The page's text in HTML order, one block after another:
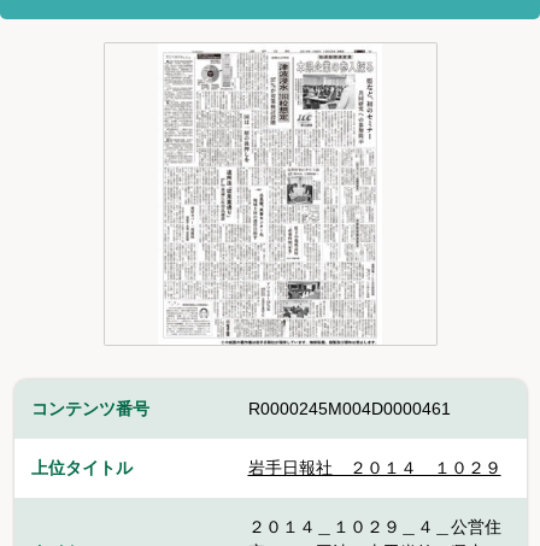
ピックアップコンテンツ
Foreign Laguage
コンテンツ番号 R0000245M004D0000461
上位タイトル 岩手日報社＿２０１４＿１０２９
２０１４＿１０２９＿４＿公営住